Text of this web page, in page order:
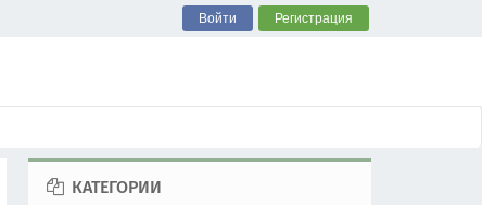
Войти Регистрация
КАТЕГОРИИ